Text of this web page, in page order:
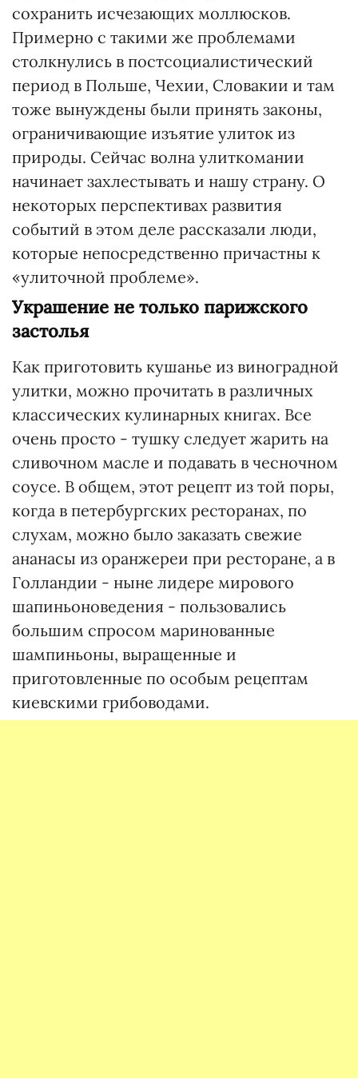
сохранить исчезающих моллюсков.
Примерно с такими же проблемами
столкнулись в постсоциалистический
период в Польше, Чехии, Словакии и там
тоже вынуждены были принять законы,
ограничивающие изъятие улиток из
природы. Сейчас волна улиткомании
начинает захлестывать и нашу страну. О
некоторых перспективах развития
событий в этом деле рассказали люди,
которые непосредственно причастны к
«улиточной проблеме».
Украшение не только парижского
застолья
Как приготовить кушанье из виноградной
улитки, можно прочитать в различных
классических кулинарных книгах. Все
очень просто - тушку следует жарить на
сливочном масле и подавать в чесночном
соусе. В общем, этот рецепт из той поры,
когда в петербургских ресторанах, по
слухам, можно было заказать свежие
ананасы из оранжереи при ресторане, а в
Голландии - ныне лидере мирового
шапиньоноведения - пользовались
большим спросом маринованные
шампиньоны, выращенные и
приготовленные по особым рецептам
киевскими грибоводами.